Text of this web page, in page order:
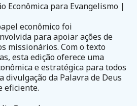
Econômica para Evangelismo |
econômico foi
para apoiar ações de
missionários. Com o texto
esta edição oferece uma
e estratégica para todos
divulgação da Palavra de Deus
eficiente.